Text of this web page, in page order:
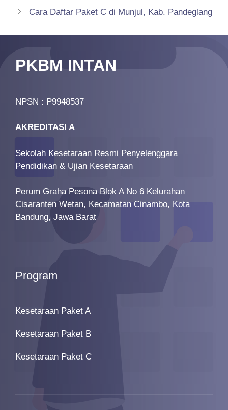
Cara Daftar Paket C di Munjul, Kab. Pandeglang
PKBM INTAN
NPSN : P9948537
AKREDITASI A
Sekolah Kesetaraan Resmi Penyelenggara
Pendidikan & Ujian Kesetaraan
Perum Graha Pesona Blok A No 6 Kelurahan
Cisaranten Wetan, Kecamatan Cinambo, Kota
Bandung, Jawa Barat
Program
Kesetaraan Paket A
Kesetaraan Paket B
Kesetaraan Paket C